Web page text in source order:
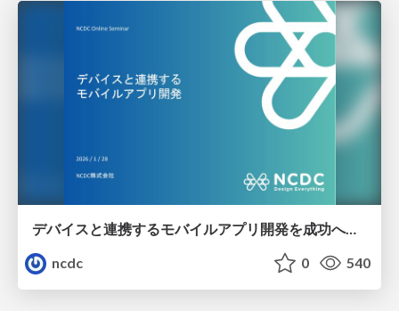
デバイスと連携するモバイルアプリ開発を成功へ導くポイント
ncdc
0 540